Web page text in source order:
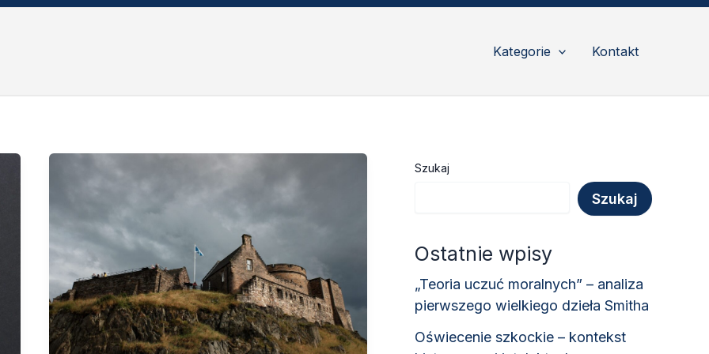
Kategorie Kontakt
Szukaj
Szukaj
Ostatnie wpisy
„Teoria uczuć moralnych” – analiza
pierwszego wielkiego dzieła Smitha
Oświecenie szkockie – kontekst